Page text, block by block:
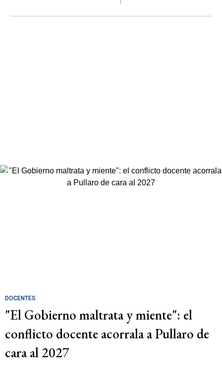
DOCENTES
"El Gobierno maltrata y miente": el
conflicto docente acorrala a Pullaro de
cara al 2027